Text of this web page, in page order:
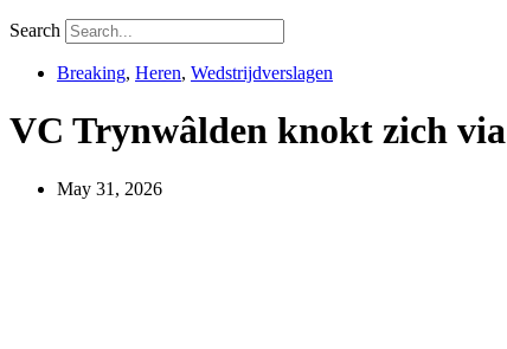
Search
Breaking, Heren, Wedstrijdverslagen
VC Trynwâlden knokt zich
May 31, 2026